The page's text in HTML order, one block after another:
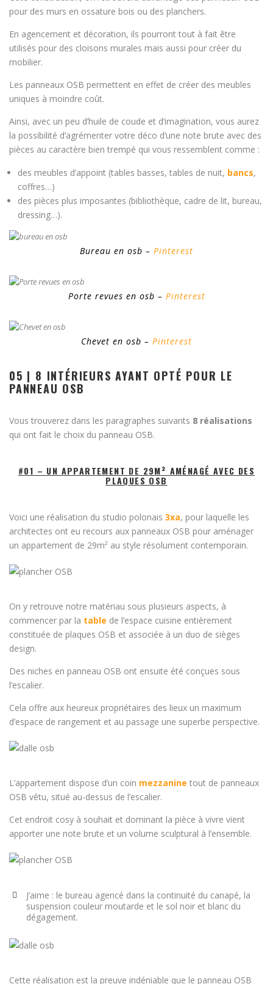
pour des murs en ossature bois ou des planchers.
En agencement et décoration, ils pourront tout à fait être
utilisés pour des cloisons murales mais aussi pour créer du
mobilier.
Les panneaux OSB permettent en effet de créer des meubles
uniques à moindre coût.
Ainsi, avec un peu d’huile de coude et d’imagination, vous aurez
la possibilité d’agrémenter votre déco d’une note brute avec des
pièces au caractère bien trempé qui vous ressemblent comme :
des meubles d’appoint (tables basses, tables de nuit, bancs,
coffres…)
des pièces plus imposantes (bibliothèque, cadre de lit, bureau,
dressing…).
Bureau en osb – Pinterest
Porte revues en osb – Pinterest
Chevet en osb – Pinterest
05 | 8 INTÉRIEURS AYANT OPTÉ POUR LE
PANNEAU OSB
Vous trouverez dans les paragraphes suivants 8 réalisations
qui ont fait le choix du panneau OSB.
#01 – UN APPARTEMENT DE 29M² AMÉNAGÉ AVEC DES
PLAQUES OSB
Voici une réalisation du studio polonais 3xa, pour laquelle les
architectes ont eu recours aux panneaux OSB pour aménager
un appartement de 29m² au style résolument contemporain.
On y retrouve notre matériau sous plusieurs aspects, à
commencer par la table de l’espace cuisine entièrement
constituée de plaques OSB et associée à un duo de sièges
design.
Des niches en panneau OSB ont ensuite été conçues sous
l’escalier.
Cela offre aux heureux propriétaires des lieux un maximum
d’espace de rangement et au passage une superbe perspective.
L’appartement dispose d’un coin mezzanine tout de panneaux
OSB vêtu, situé au-dessus de l’escalier.
Cet endroit cosy à souhait et dominant la pièce à vivre vient
apporter une note brute et un volume sculptural à l’ensemble.
J’aime : le bureau agencé dans la continuité du canapé, la
suspension couleur moutarde et le sol noir et blanc du
dégagement.
Cette réalisation est la preuve indéniable que le panneau OSB